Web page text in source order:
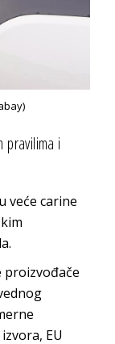
pravilima i
veće carine
proizvođače
EU